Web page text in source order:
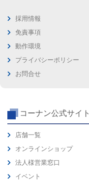
採用情報
免責事項
動作環境
プライバシーポリシー
お問合せ
コーナン公式サイト
店舗一覧
オンラインショップ
法人様営業窓口
イベント